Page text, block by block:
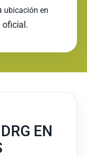
ubicación en
oficial.
EN